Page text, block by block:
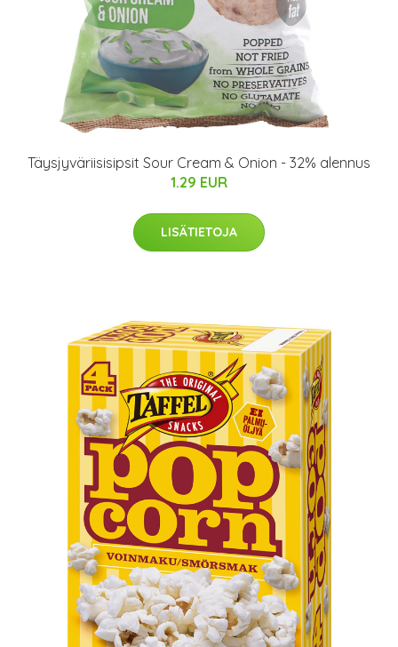
Täysjyväriisisipsit Sour Cream & Onion - 32% alennus
1.29 EUR
LISÄTIETOJA